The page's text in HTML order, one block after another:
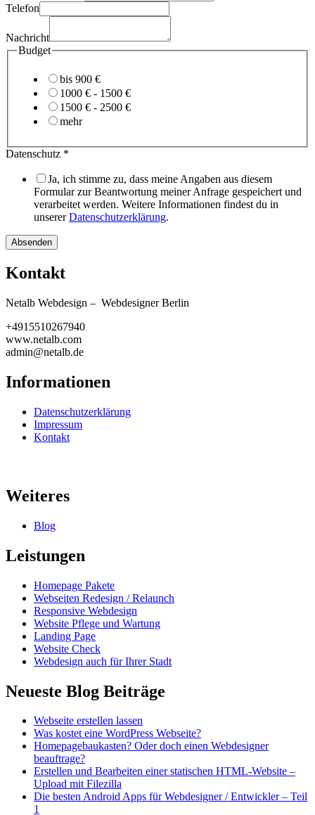
Telefon
Nachricht
E-
Adresse
Nachricht
Budget
bis 900 €
1000 € - 1500 €
1500 € - 2500 €
mehr
Datenschutz *
Ja, ich stimme zu, dass meine Angaben aus diesem
Formular zur Beantwortung meiner Anfrage gespeichert und
verarbeitet werden. Weitere Informationen findest du in
unsererDatenschutzerklärung.
Absenden
Kontakt
Netalb Webdesign – Webdesigner Berlin
+4915510267940
www.netalb.com
admin@netalb.de
Informationen
Datenschutzerklärung
Impressum
Kontakt
Weiteres
Blog
Leistungen
Homepage Pakete
Webseiten Redesign / Relaunch
Responsive Webdesign
Website Pflege und Wartung
Landing Page
Website Check
Webdesign auch für Ihrer Stadt
Neueste Blog Beiträge
Webseite erstellen lassen
Was kostet eine WordPress Webseite?
Homepagebaukasten? Oder doch einen Webdesigner
beauftrage?
Erstellen und Bearbeiten einer statischen HTML-Website –
Upload mit Filezilla
Die besten Android Apps für Webdesigner / Entwickler – Teil
1